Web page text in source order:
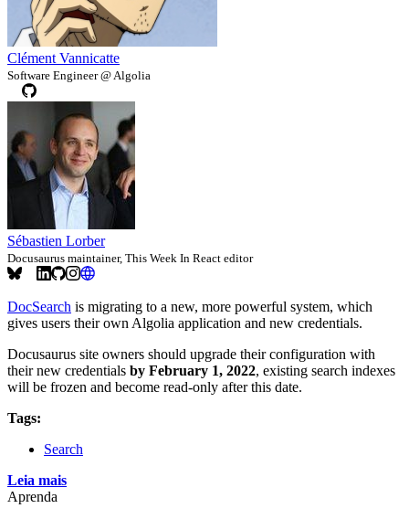
Clément Vannicatte
Software Engineer @ Algolia
Sébastien Lorber
Docusaurus maintainer, This Week In React editor
DocSearch is migrating to a new, more powerful system, which
gives users their own Algolia application and new credentials.
Docusaurus site owners should upgrade their configuration with
their new credentials by February 1, 2022, existing search indexes
will be frozen and become read-only after this date.
Tags:
Search
Leia mais
Aprenda